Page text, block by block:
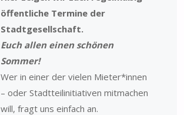
öffentliche Termine der
Stadtgesellschaft.
Euch allen einen schönen
Sommer!
Wer in einer der vielen Mieter*innen
– oder Stadtteilinitiativen mitmachen
will, fragt uns einfach an.